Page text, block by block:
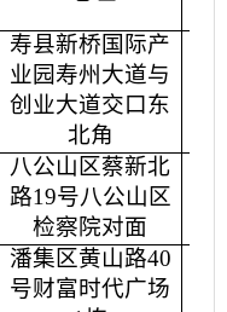
寿县新桥国际产
业园寿州大道与
创业大道交口东
北角
八公山区蔡新北
路19号八公山区
检察院对面
潘集区黄山路40
号财富时代广场